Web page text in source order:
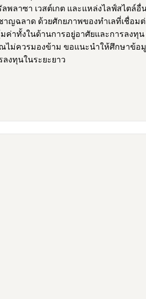
ลาซา เวสต์เกต และแหล่งไลฟ์สไตล์
ฉลาด ด้วยศักยภาพของทำเลที่เชื่อม
ทั้งในด้านการอยู่อาศัยและการลงทุ
ควรมองข้าม ขอแนะนำให้ศึกษาข้อ
งทุนในระยะยาว